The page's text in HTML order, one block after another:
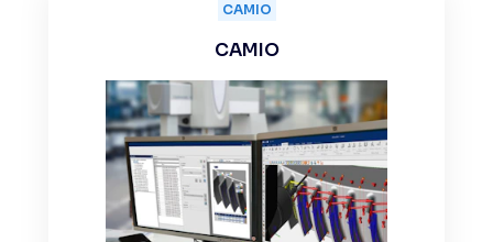
CAMIO
CAMIO